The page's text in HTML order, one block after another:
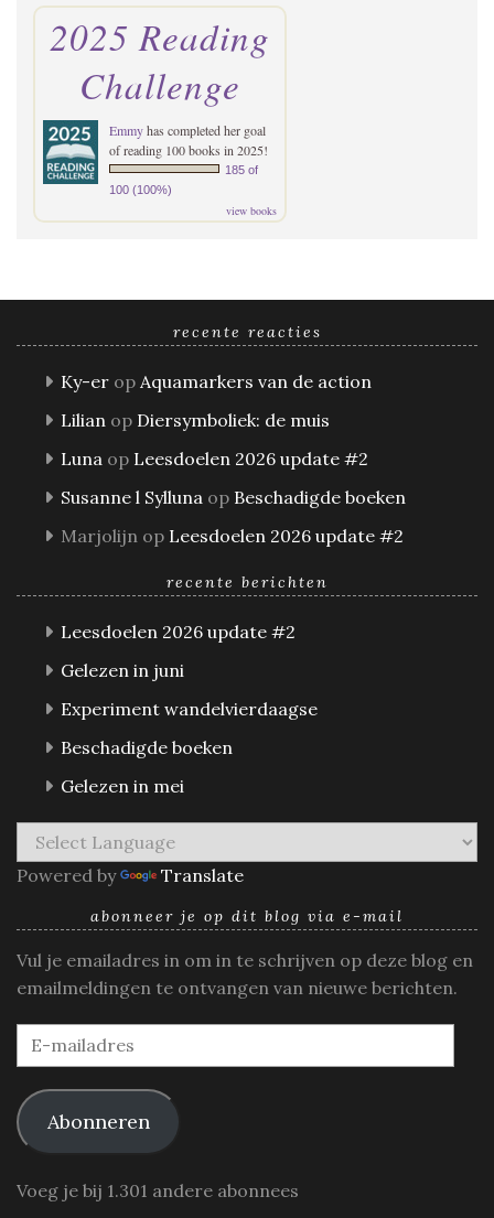
2025 Reading
Challenge
Emmyhas completed her goal
of reading 100 books in 2025!
185 of
100 (100%)
view books
recente reacties
Ky-er op Aquamarkers van de action
Lilian op Diersymboliek: de muis
Luna op Leesdoelen 2026 update #2
Susanne l Sylluna op Beschadigde boeken
Marjolijn op Leesdoelen 2026 update #2
recente berichten
Leesdoelen 2026 update #2
Gelezen in juni
Experiment wandelvierdaagse
Beschadigde boeken
Gelezen in mei
Powered by Translate
abonneer je op dit blog via e-mail
Vul je emailadres in om in te schrijven op deze blog en
emailmeldingen te ontvangen van nieuwe berichten.
E-
mailadres
Abonneren
Voeg je bij 1.301 andere abonnees